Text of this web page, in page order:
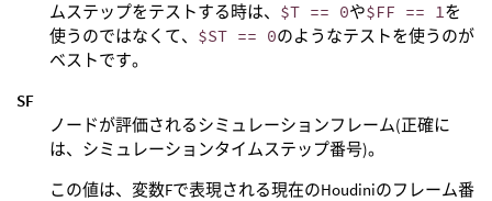
ムステップをテストする時は、 $T == 0や$FF == 1を
使うのではなくて、 $ST == 0のようなテストを使うのが
ベストです。
SF
ノードが評価されるシミュレーションフレーム(正確に
は、シミュレーションタイムステップ番号)。
この値は、変数Fで表現される現在のHoudiniのフレーム番